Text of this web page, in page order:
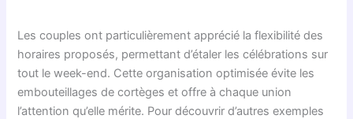
Les couples ont particulièrement apprécié la flexibilité des
horaires proposés, permettant d’étaler les célébrations sur
tout le week-end. Cette organisation optimisée évite les
embouteillages de cortèges et offre à chaque union
l’attention qu’elle mérite. Pour découvrir d’autres exemples